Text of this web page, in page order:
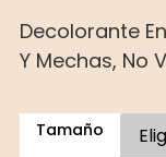
Decolorante
Y Mechas, No
Tamaño